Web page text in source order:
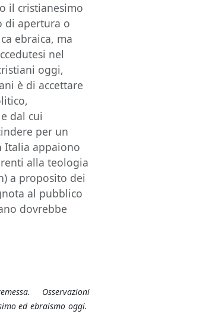
il cristianesimo
di apertura o
ebraica, ma
nel
oggi,
è di accettare
dal cui
per un
Italia appaiono
alla teologia
a proposito dei
al pubblico
dovrebbe
Osservazioni
ed ebraismo oggi.